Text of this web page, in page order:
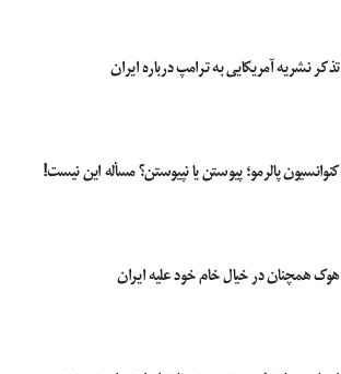
تذکر نشریه آمریکایی به ترامپ درباره ایران
کنوانسیون پالرمو؛ پیوستن یا نپیوستن؟ مسأله این نیست!
هوک همچنان در خیال خام خود علیه ایران